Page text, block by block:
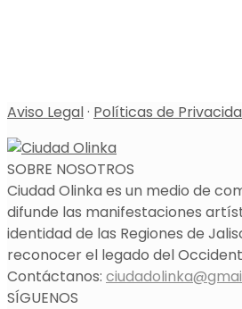
Aviso Legal· Políticas de
SOBRE NOSOTROS
Ciudad Olinka es un medio de
difunde las manifestaciones
identidad de las Regiones de
reconocer el legado del
Contáctanos:
SÍGUENOS